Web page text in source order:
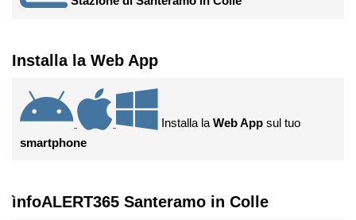
Installa la Web App
Installa la Web App sul tuo
smartphone
ìnfoALERT365 Santeramo in Colle